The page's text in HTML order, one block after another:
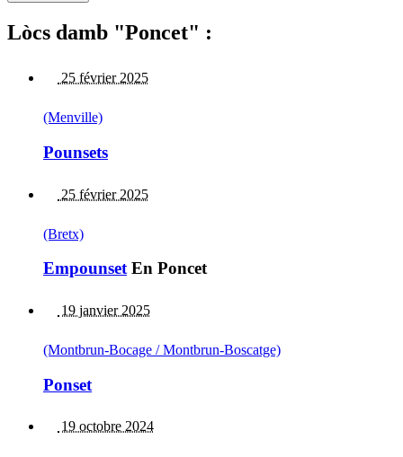
Lòcs damb "Poncet" :
25 février 2025
(Menville)
Pounsets
25 février 2025
(Bretx)
EmpounsetEn Poncet
19 janvier 2025
(Montbrun-Bocage / Montbrun-Boscatge)
Ponset
19 octobre 2024